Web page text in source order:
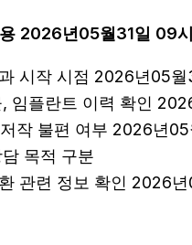
2026년05월31일 09
시작 시점 2026년05월
임플란트 이력 확인
작 불편 여부 2026년05
목적 구분
관련 정보 확인 2026년